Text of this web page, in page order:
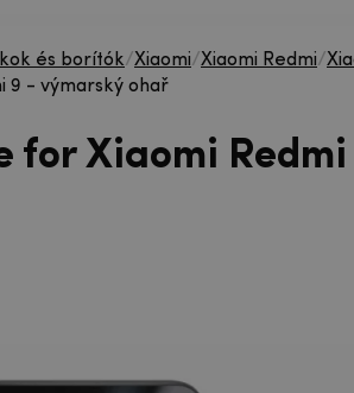
és borítók/Xiaomi/Xiaomi Redmi/
9 - výmarský ohař
for Xiaomi